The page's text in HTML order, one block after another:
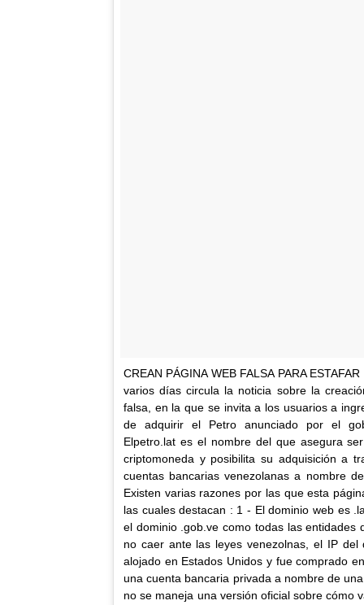
CREAN PÁGINA WEB FALSA PARA
varios días circula la noticia sobre la
falsa, en la que se invita a los usuarios a
de adquirir el Petro anunciado por el
Elpetro.lat es el nombre del que asegura
criptomoneda y posibilita su adquisición a
cuentas bancarias venezolanas a nombre
Existen varias razones por las que esta
las cuales destacan : 1 - El dominio web es
el dominio .gob.ve como todas las entidades
no caer ante las leyes venezolnas, el IP del
alojado en Estados Unidos y fue comprado
una cuenta bancaria privada a nombre de
no se maneja una versión oficial sobre cómo